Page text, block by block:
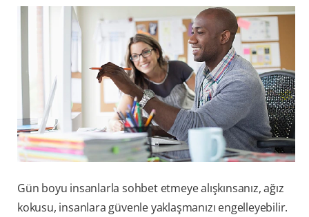
TR (TR)
KAYIT OL
Gün boyu insanlarla sohbet etmeye alışkınsanız, ağız
kokusu, insanlara güvenle yaklaşmanızı engelleyebilir.